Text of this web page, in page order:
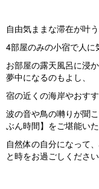
自由気ままな滞在が叶う
4部屋のみの小宿で人に
お部屋の露天風呂に浸
夢中になるのもよし、
宿の近くの海岸やおす
波の音や鳥の囀りが聞
ぶん時間】をご堪能いた
自然体の自分になって
と時をお過ごしください